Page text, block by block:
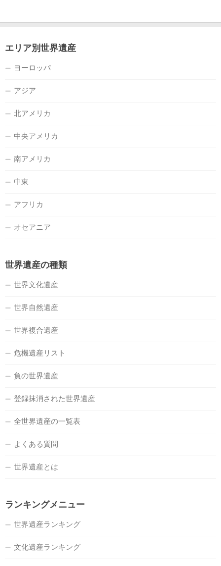
エリア別世界遺産
ヨーロッパ
アジア
北アメリカ
中央アメリカ
南アメリカ
中東
アフリカ
オセアニア
世界遺産の種類
世界文化遺産
世界自然遺産
世界複合遺産
危機遺産リスト
負の世界遺産
登録抹消された世界遺産
全世界遺産の一覧表
よくある質問
世界遺産とは
ランキングメニュー
世界遺産ランキング
文化遺産ランキング